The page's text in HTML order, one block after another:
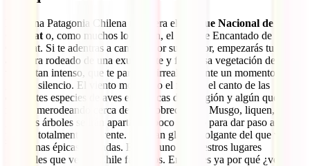
En plena Patagonia Chilena te espera el
Parque Nacional de
Queulat o, como muchos lo llaman, el Bosque Encantado de
Queulat. Si te adentras a caminar por su interior, empezarás tu
aventura rodeado de una exuberante y frondosa vegetación de un
verde, tan intenso, que te parecerá irreal. Detente un momento y
guarda silencio. El viento moviendo el follaje, el canto de las
diferentes especies de aves endémicas de la región y algún que otro
roedor merodeando cerca de ti te sobrecogerá. Musgo, liquen, y
grandes árboles se irán apartando poco a poco para dar paso a un
paisaje totalmente diferente. Un gran glaciar colgante del que verás
bajar unas épicas cascadas. Este es uno de nuestros lugares
increíbles que ver en Chile favoritos. Entiendes ya por qué ¿verdad?